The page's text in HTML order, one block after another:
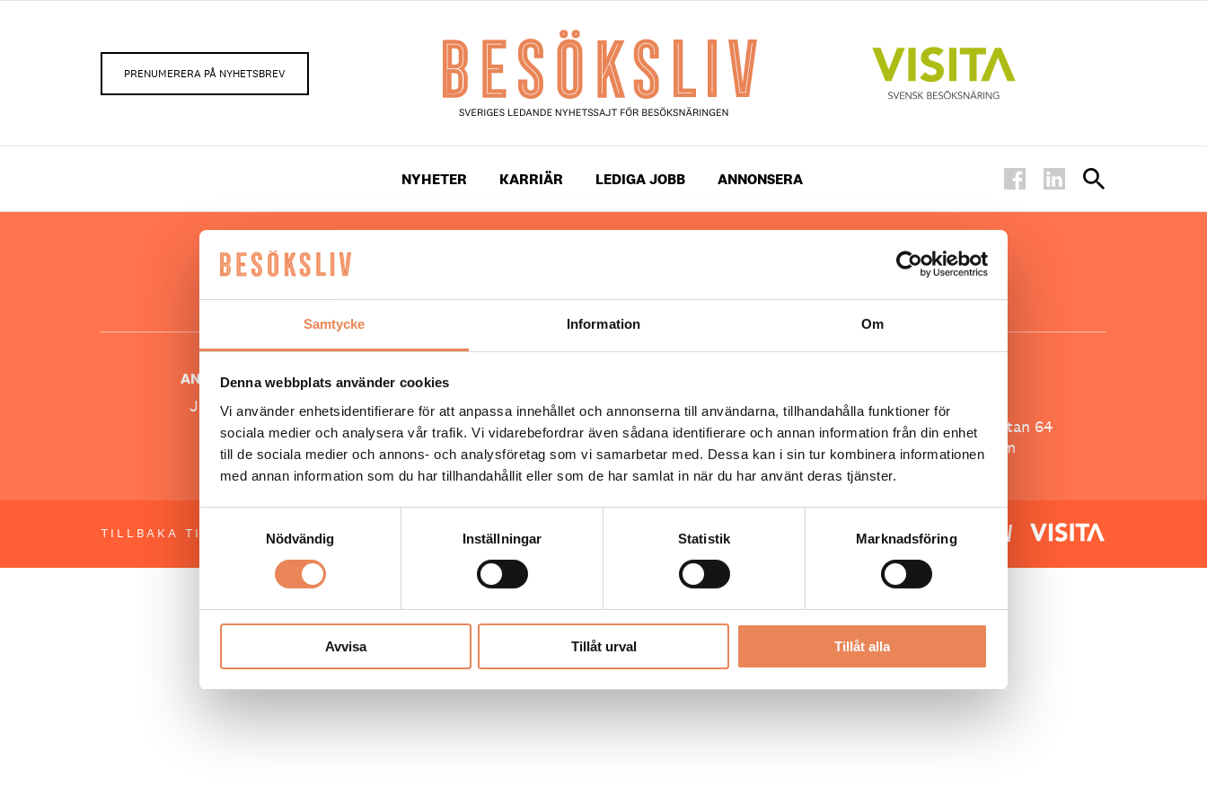
Samtycke Information Om
Denna webbplats använder cookies
Vi använder enhetsidentifierare för att anpassa innehållet och annonserna till användarna, tillhandahålla funktioner för
sociala medier och analysera vår trafik. Vi vidarebefordrar även sådana identifierare och annan information från din enhet
till de sociala medier och annons- och analysföretag som vi samarbetar med. Dessa kan i sin tur kombinera informationen
med annan information som du har tillhandahållit eller som de har samlat in när du har använt deras tjänster.
Nödvändig
Inställningar Statistik Marknadsföring
Avvisa Tillåt urval Tillåt alla
PRENUMERERA PÅ NYHETSBREV
NYHETER KARRIÄR LEDIGA JOBB ANNONSERA
Hos oss läser du landets mest uppdaterade nyheter och snackisar inom
besöksnäringen. Besöksliv i sin tryckta form är ett affärsmagasin för ägare
ANSVARIG UTGIVARE
Jonas Siljhammar
Allt material på besoksliv.se är skyddat
enligt lagen om upphovsrätt.
Besöksliv
Spoon, Brännkyrkagatan 64
118 23 Stockholm
TILLBAKA TILL TOPPEN OM BESÖKSLIV PRENUMERERA ANNONSERA